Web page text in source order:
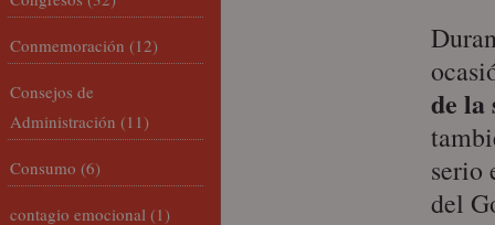
de
serio
del
Conmemoración (12)
Consejos de
Administración (11)
Consumo (6)
contagio emocional (1)